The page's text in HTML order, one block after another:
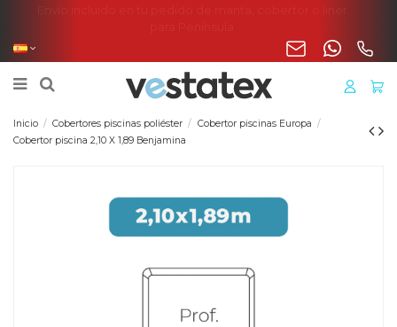
Inicio Cobertores piscinas poliéster
Cobertor piscinas Europa
Cobertor piscina 2,10 X 1,89 Benjamina